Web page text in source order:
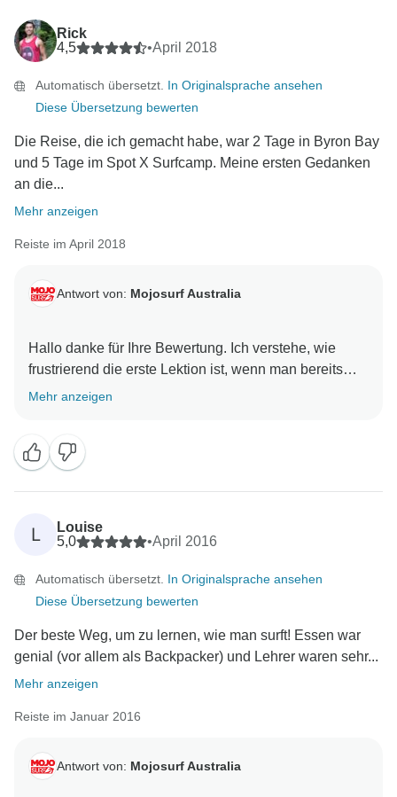
Rick
4,5
•April 2018
Automatisch übersetzt. In Originalsprache ansehen
Diese Übersetzung bewerten
Die Reise, die ich gemacht habe, war 2 Tage in Byron Bay
und 5 Tage im Spot X Surfcamp. Meine ersten Gedanken
an die...
Mehr anzeigen
Reiste im April 2018
Antwort von: Mojosurf Australia
Hallo danke für Ihre Bewertung. Ich verstehe, wie
frustrierend die erste Lektion ist, wenn man bereits
surfen kann. Es ist unsere Sicherheitspolitik, die
daher können wir Sie in der richtigen Surf-Level-
Gruppe setzen. So froh, dass Sie Spot X so sehr
Mehr anzeigen
L
Louise
5,0
•April 2016
Automatisch übersetzt. In Originalsprache ansehen
Diese Übersetzung bewerten
Der beste Weg, um zu lernen, wie man surft! Essen war
genial (vor allem als Backpacker) und Lehrer waren sehr...
Mehr anzeigen
Reiste im Januar 2016
Antwort von: Mojosurf Australia